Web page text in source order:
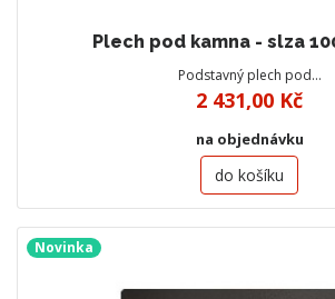
Plech pod kamna - slza
Podstavný plech pod…
2 431,00 Kč
na objednávku
do košíku
Novinka